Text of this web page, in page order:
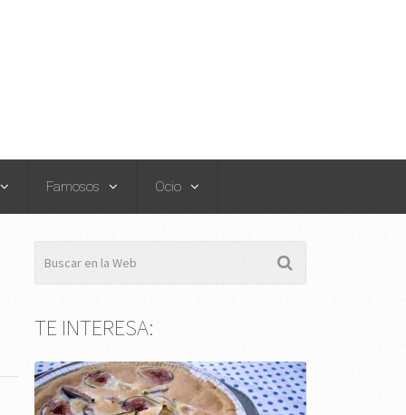
Famosos Ocio
TE INTERESA: